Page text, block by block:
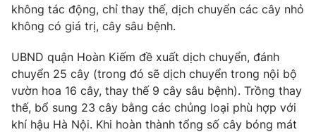
VTV9 VTV8
Liên hệ tòa soạn English
không tác động, chỉ thay thế, dịch chuyển các cây nhỏ
không có giá trị, cây sâu bệnh.
UBND quận Hoàn Kiếm đề xuất dịch chuyển, đánh
chuyển 25 cây (trong đó sẽ dịch chuyển trong nội bộ
vườn hoa 16 cây, thay thế 9 cây sâu bệnh). Trồng thay
thế, bổ sung 23 cây bằng các chủng loại phù hợp với
khí hậu Hà Nội. Khi hoàn thành tổng số cây bóng mát